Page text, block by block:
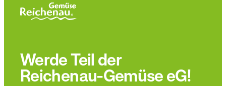
Werde Teil der
Reichenau-Gemüse eG!